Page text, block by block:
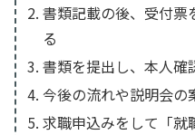
書類記載の後、受付票
る
書類を提出し、本人確
今後の流れや説明会の
求職申込みをして「就